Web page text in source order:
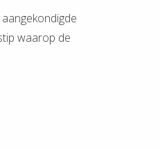
waarop de